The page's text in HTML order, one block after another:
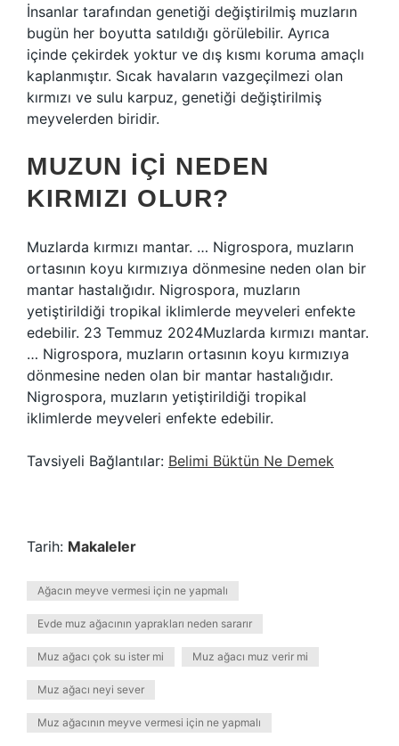
İnsanlar tarafından genetiği değiştirilmiş muzların
bugün her boyutta satıldığı görülebilir. Ayrıca
içinde çekirdek yoktur ve dış kısmı koruma amaçlı
kaplanmıştır. Sıcak havaların vazgeçilmezi olan
kırmızı ve sulu karpuz, genetiği değiştirilmiş
meyvelerden biridir.
MUZUN IÇI NEDEN
KIRMIZI OLUR?
Muzlarda kırmızı mantar. … Nigrospora, muzların
ortasının koyu kırmızıya dönmesine neden olan bir
mantar hastalığıdır. Nigrospora, muzların
yetiştirildiği tropikal iklimlerde meyveleri enfekte
edebilir. 23 Temmuz 2024Muzlarda kırmızı mantar.
… Nigrospora, muzların ortasının koyu kırmızıya
dönmesine neden olan bir mantar hastalığıdır.
Nigrospora, muzların yetiştirildiği tropikal
iklimlerde meyveleri enfekte edebilir.
Tavsiyeli Bağlantılar: Belimi Büktün Ne Demek
Tarih: Makaleler
Ağacın meyve vermesi için ne yapmalı
Evde muz ağacının yaprakları neden sararır
Muz ağacı çok su ister mi Muz ağacı muz verir mi
Muz ağacı neyi sever
Muz ağacının meyve vermesi için ne yapmalı